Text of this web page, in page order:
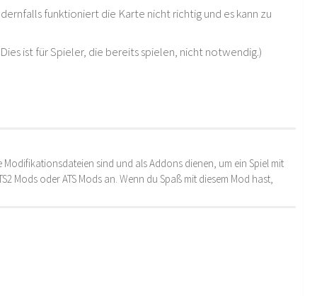
funktioniert die Karte nicht richtig und es kann zu
ist für Spieler, die bereits spielen, nicht notwendig.)
sind und als Addons dienen, um ein Spiel mit
Mods oder ATS Mods an. Wenn du Spaß mit diesem Mod hast,